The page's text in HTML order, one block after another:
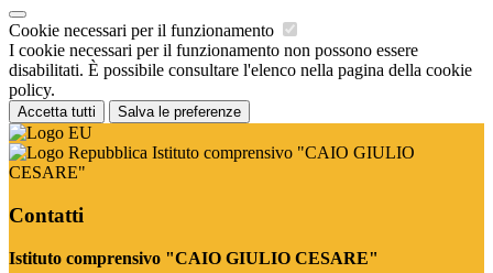
Cookie necessari per il funzionamento
I cookie necessari per il funzionamento non possono essere
disabilitati. È possibile consultare l'elenco nella pagina della cookie
policy.
Accetta tutti Salva le preferenze
Istituto comprensivo "CAIO GIULIO
CESARE"
Contatti
Istituto comprensivo "CAIO GIULIO CESARE"